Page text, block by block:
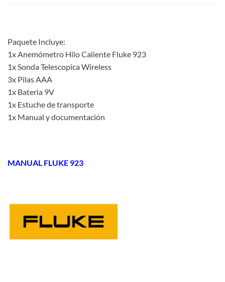
Paquete Incluye:
1x Anemómetro Hilo Caliente Fluke 923
1x Sonda Telescopica Wireless
3x Pilas AAA
1x Bateria 9V
1x Estuche de transporte
1x Manual y documentación
MANUAL FLUKE 923